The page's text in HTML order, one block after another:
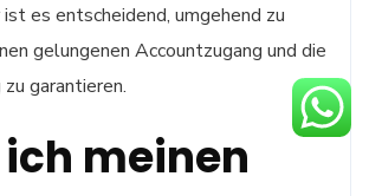
es entscheidend, umgehend zu
gelungenen Accountzugang und die
garantieren.
meinen